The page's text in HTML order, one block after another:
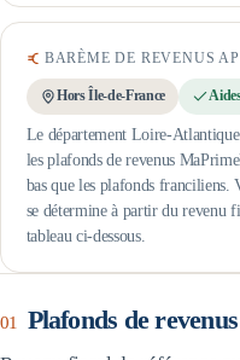
BARÈME DE REVENUS
Hors Île-de-France
Le département Loire-
les plafonds de revenus
bas que les plafonds franciliens.
se détermine à partir du
tableau ci-dessous.
01 Plafonds de